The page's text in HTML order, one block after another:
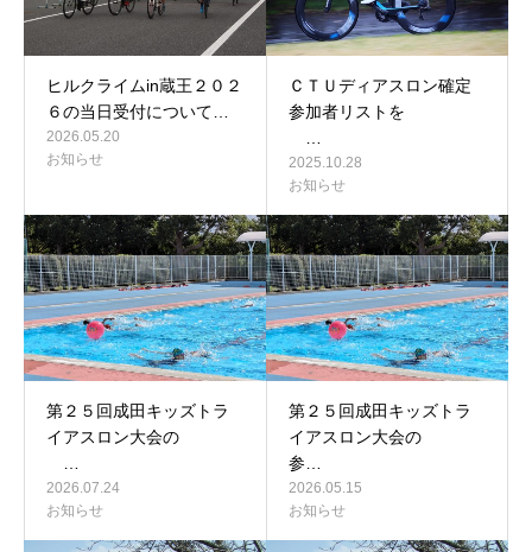
ヒルクライムin蔵王２０２
６の当日受付について…
2026.05.20
お知らせ
ＣＴＵディアスロン確定
参加者リストを
2025.10.28
お知らせ
第２５回成田キッズトラ
イアスロン大会の
2026.07.24
お知らせ
第２５回成田キッズトラ
イアスロン大会の
参…
2026.05.15
お知らせ